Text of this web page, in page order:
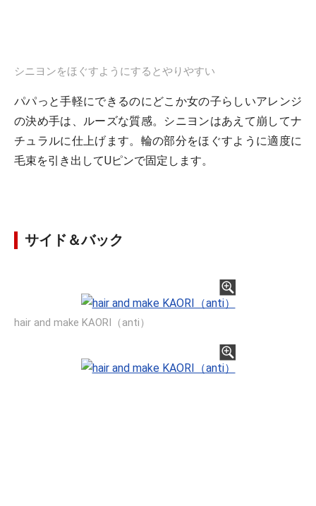
シニヨンをほぐすようにするとやりやすい
パパっと手軽にできるのにどこか女の子らしいアレンジ
の決め手は、ルーズな質感。シニヨンはあえて崩してナ
チュラルに仕上げます。輪の部分をほぐすように適度に
毛束を引き出してUピンで固定します。
サイド＆バック
hair and make KAORI（anti）